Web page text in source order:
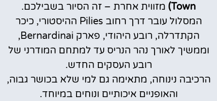
Town) מזווית אחרת – זה הסיור בשבילכם.
המסלול עובר דרך רחוב Pilies ההיסטורי, כיכר
הקתדרלה, רובע היהודי, פארק Bernardinai,
וממשיך לאורך נהר הנריס עד למתחם המודרני של
רובע העסקים החדש.
הרכיבה נינוחה, מתאימה גם למי שלא בכושר גבוה,
והאופניים איכותיים ונוחים במיוחד.